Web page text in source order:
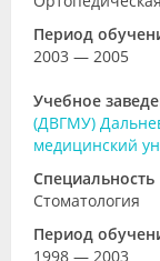
Период
2003 — 2005
Учебное
(ДВГМУ)
медицинский
Специальность
Стоматология
Период
1998 — 2003